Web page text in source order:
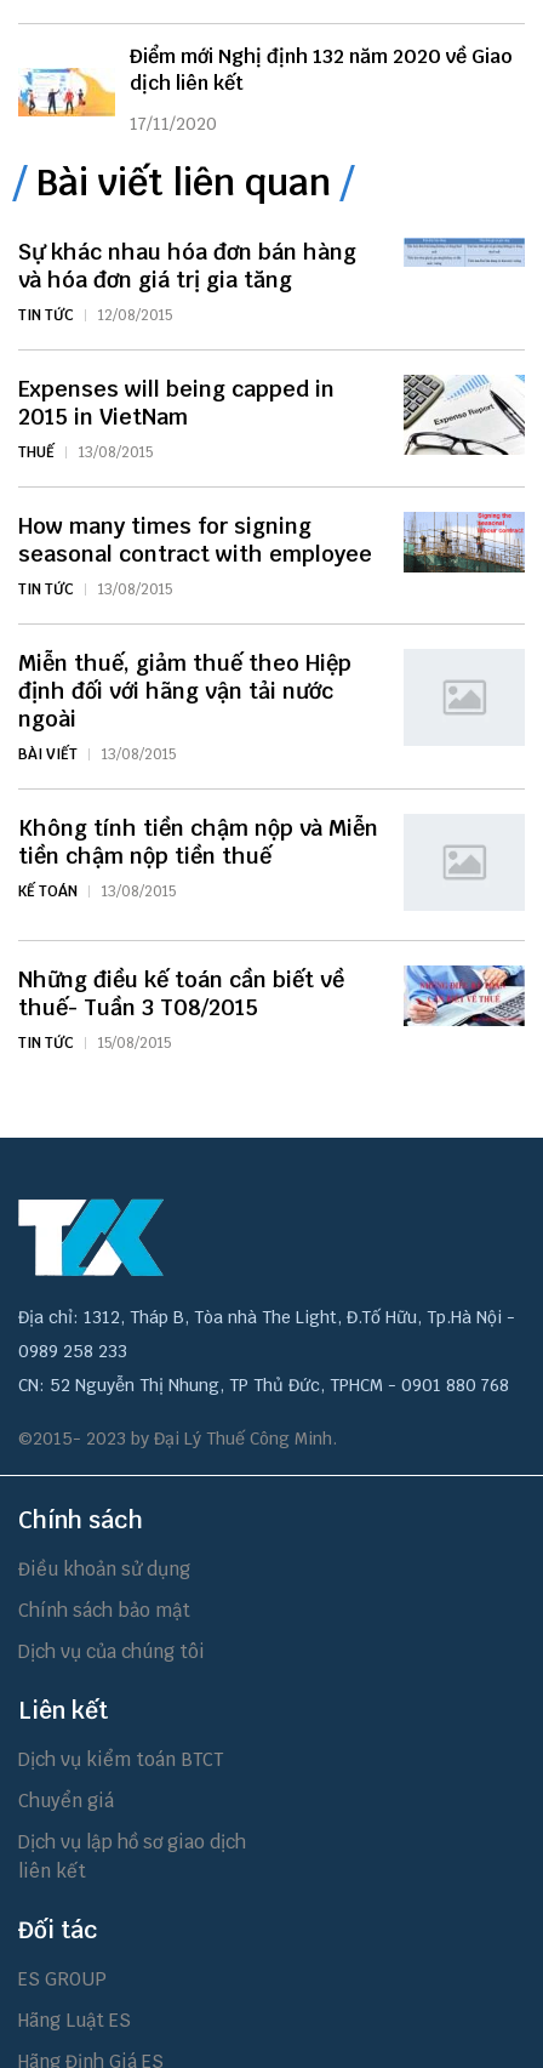
Điểm mới Nghị định 132 năm 2020 về Giao
dịch liên kết
17/11/2020
Bài viết liên quan
Sự khác nhau hóa đơn bán hàng
và hóa đơn giá trị gia tăng
TIN TỨC 12/08/2015
Expenses will being capped in
2015 in VietNam
THUẾ 13/08/2015
How many times for signing
seasonal contract with employee
TIN TỨC 13/08/2015
Miễn thuế, giảm thuế theo Hiệp
định đối với hãng vận tải nước
ngoài
BÀI VIẾT 13/08/2015
Không tính tiền chậm nộp và Miễn
tiền chậm nộp tiền thuế
KẾ TOÁN 13/08/2015
Những điều kế toán cần biết về
thuế- Tuần 3 T08/2015
TIN TỨC 15/08/2015
Địa chỉ: 1312, Tháp B, Tòa nhà The Light, Đ.Tố Hữu, Tp.Hà Nội -
0989 258 233
CN: 52 Nguyễn Thị Nhung, TP Thủ Đức, TPHCM - 0901 880 768
©2015- 2023 by Đại Lý Thuế Công Minh.
Chính sách
Điều khoản sử dụng
Chính sách bảo mật
Dịch vụ của chúng tôi
Liên kết
Dịch vụ kiểm toán BTCT
Chuyển giá
Dịch vụ lập hồ sơ giao dịch
liên kết
Đối tác
ES GROUP
Hãng Luật ES
Hãng Định Giá ES